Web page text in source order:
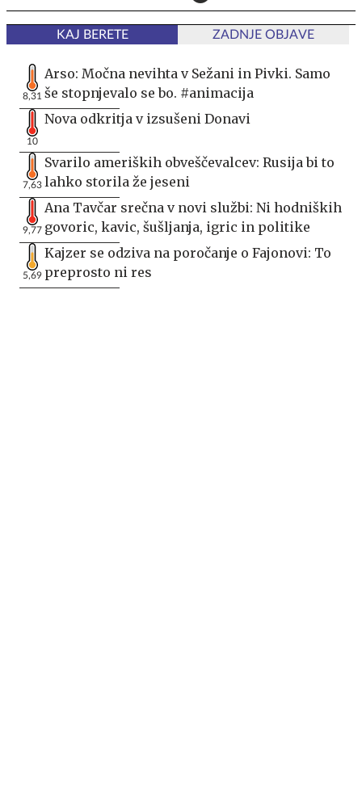
KAJ BERETE ZADNJE OBJAVE
8,31
Arso: Močna nevihta v Sežani in Pivki. Samo
še stopnjevalo se bo. #animacija
10
Nova odkritja v izsušeni Donavi
7,63
Svarilo ameriških obveščevalcev: Rusija bi to
lahko storila že jeseni
9,77
Ana Tavčar srečna v novi službi: Ni hodniških
govoric, kavic, šušljanja, igric in politike
5,69
Kajzer se odziva na poročanje o Fajonovi: To
preprosto ni res